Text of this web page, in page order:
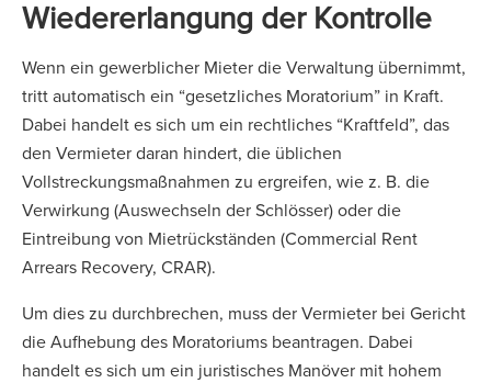
Wiedererlangung der Kontrolle
Wenn ein gewerblicher Mieter die Verwaltung übernimmt,
tritt automatisch ein “gesetzliches Moratorium” in Kraft.
Dabei handelt es sich um ein rechtliches “Kraftfeld”, das
den Vermieter daran hindert, die üblichen
Vollstreckungsmaßnahmen zu ergreifen, wie z. B. die
Verwirkung (Auswechseln der Schlösser) oder die
Eintreibung von Mietrückständen (Commercial Rent
Arrears Recovery, CRAR).
Um dies zu durchbrechen, muss der Vermieter bei Gericht
die Aufhebung des Moratoriums beantragen. Dabei
handelt es sich um ein juristisches Manöver mit hohem